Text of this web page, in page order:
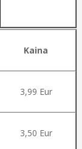
Kaina
3,99 Eur
3,50 Eur